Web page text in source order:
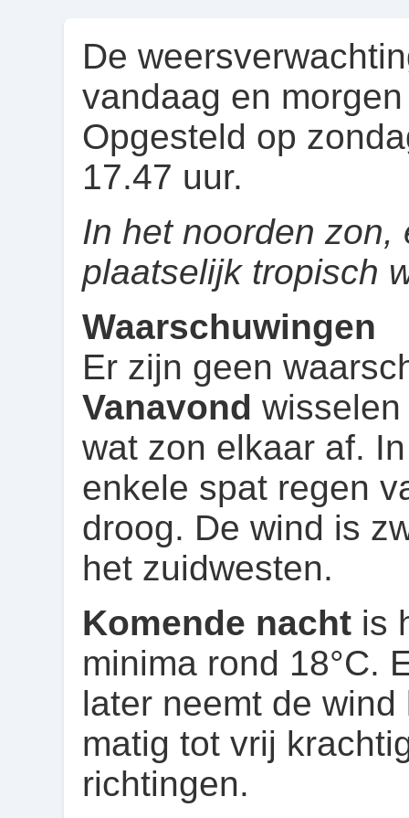
De
vandaag en morgen
Opgesteld op
17.47 uur.
In het noorden zon,
plaatselijk tropisch
Waarschuwingen
Er zijn geen
Vanavond
wat zon elkaar af.
enkele spat regen
droog. De wind is
het zuidwesten.
Komende nacht is
minima rond 18°C.
later neemt de
matig tot vrij
richtingen.